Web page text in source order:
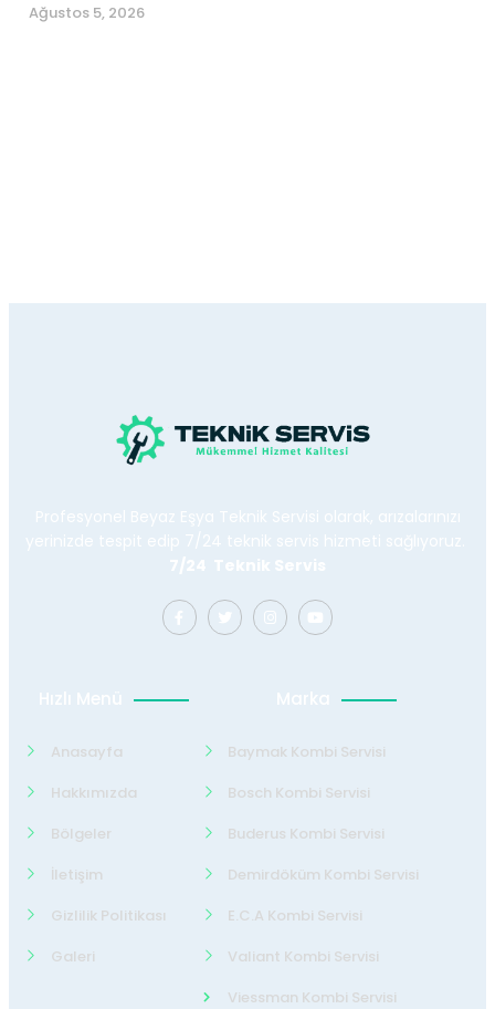
Ağustos 5, 2026
Profesyonel Beyaz Eşya Teknik Servisi olarak, arızalarınızı
yerinizde tespit edip 7/24 teknik servis hizmeti sağlıyoruz.
7/24 Teknik Servis
Hızlı Menü
Anasayfa
Hakkımızda
Bölgeler
İletişim
Gizlilik Politikası
Galeri
Marka
Baymak Kombi Servisi
Bosch Kombi Servisi
Buderus Kombi Servisi
Demirdöküm Kombi Servisi
E.C.A Kombi Servisi
Valiant Kombi Servisi
Viessman Kombi Servisi